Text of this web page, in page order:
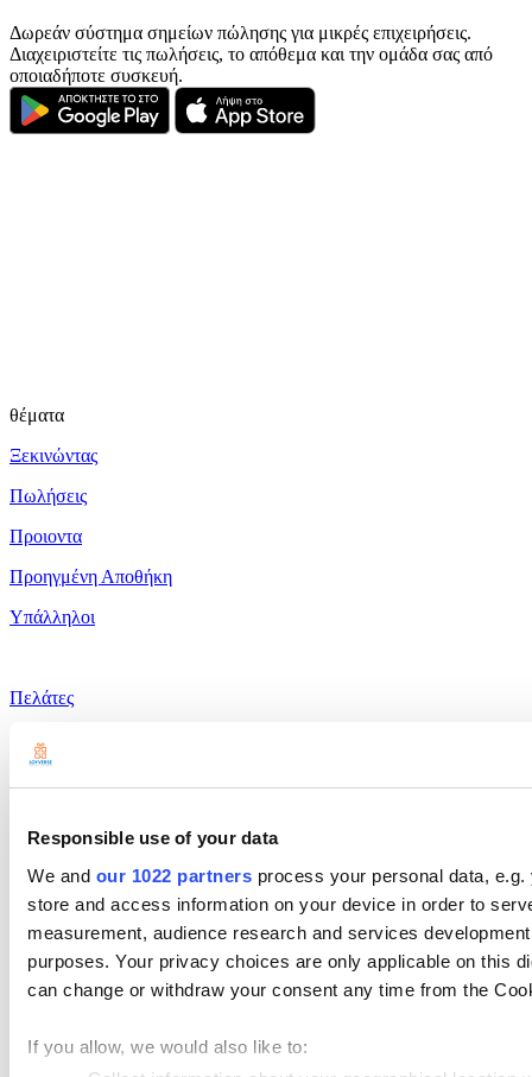
Responsible use of your data
We and our 1022 partners process your personal data,
store and access information on your device in order to
measurement, audience research and services
purposes. Your privacy choices are only applicable on this
can change or withdraw your consent any time from the
If you allow, we would also like to:
Δωρεάν σύστημα σημείων πώλησης για μικρές επιχειρήσεις.
Διαχειριστείτε τις πωλήσεις, το απόθεμα και την ομάδα σας από
οποιαδήποτε συσκευή.
θέματα
Ξεκινώντας
Πωλήσεις
Προιοντα
Προηγμένη Αποθήκη
Υπάλληλοι
Πελάτες
Αναφορές
Προϊόντα
Loyverse POS
Πἀνελ διαχείρισης
Οθόνη Πελατών